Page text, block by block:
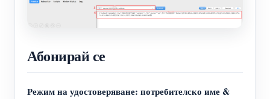
Абонирай се
Режим на удостоверяване: потребителско име &